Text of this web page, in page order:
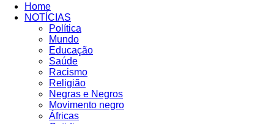
Home
NOTÍCIAS
Política
Mundo
Educação
Saúde
Racismo
Religião
Negras e Negros
Movimento negro
Áfricas